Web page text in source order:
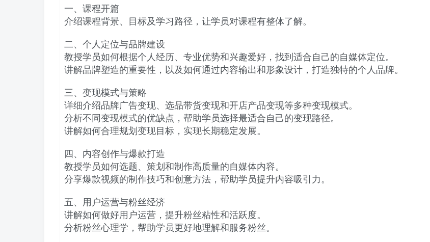
一、课程开篇
介绍课程背景、目标及学习路径，让学员对课程有整体了解。
二、个人定位与品牌建设
教授学员如何根据个人经历、专业优势和兴趣爱好，找到适合自己的自媒体定位。
讲解品牌塑造的重要性，以及如何通过内容输出和形象设计，打造独特的个人品牌。
三、变现模式与策略
详细介绍品牌广告变现、选品带货变现和开店产品变现等多种变现模式。
分析不同变现模式的优缺点，帮助学员选择最适合自己的变现路径。
讲解如何合理规划变现目标，实现长期稳定发展。
四、内容创作与爆款打造
教授学员如何选题、策划和制作高质量的自媒体内容。
分享爆款视频的制作技巧和创意方法，帮助学员提升内容吸引力。
五、用户运营与粉丝经济
讲解如何做好用户运营，提升粉丝粘性和活跃度。
分析粉丝心理学，帮助学员更好地理解和服务粉丝。